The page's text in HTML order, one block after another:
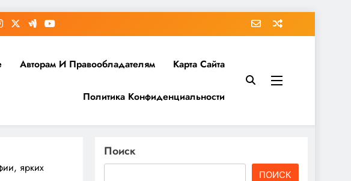
Авторам И Правообладателям Карта Сайта
Политика Конфиденциальности
ярких
Поиск
ПОИСК